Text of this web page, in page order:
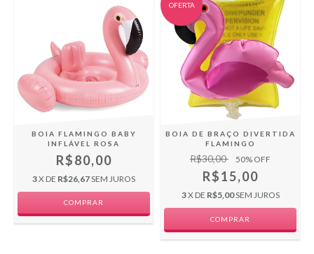
BOIA FLAMINGO BABY
INFLÁVEL ROSA
R$80,00
3X DE R$26,67SEM JUROS
COMPRAR
OFERTA
BOIA DE BRAÇO DIVERTIDA
FLAMINGO
R$30,00 50% OFF
R$15,00
3X DE R$5,00SEM JUROS